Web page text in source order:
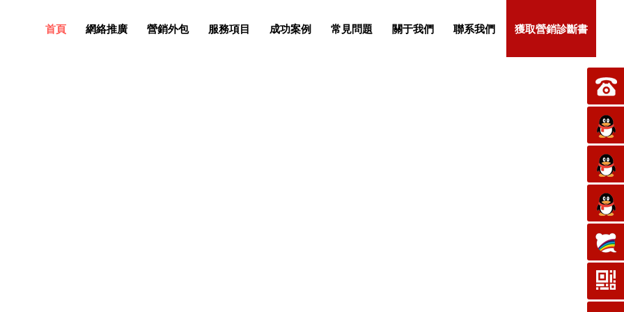
首頁 網絡推廣 營銷外包 服務項目 成功案例 常見問題 關于我們 聯系我們 獲取營銷診斷書